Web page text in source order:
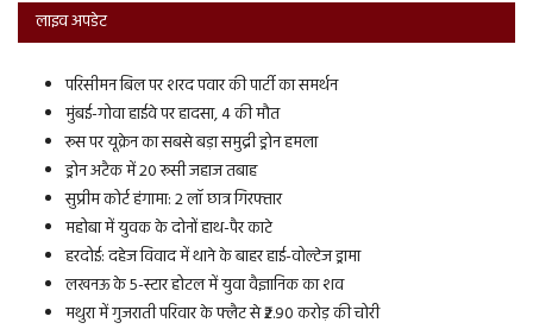
लाइव अपडेट
परिसीमन बिल पर शरद पवार की पार्टी का समर्थन
मुंबई-गोवा हाईवे पर हादसा, 4 की मौत
रूस पर यूक्रेन का सबसे बड़ा समुद्री ड्रोन हमला
ड्रोन अटैक में 20 रूसी जहाज तबाह
सुप्रीम कोर्ट हंगामा: 2 लॉ छात्र गिरफ्तार
महोबा में युवक के दोनों हाथ-पैर काटे
हरदोई: दहेज विवाद में थाने के बाहर हाई-वोल्टेज ड्रामा
लखनऊ के 5-स्टार होटल में युवा वैज्ञानिक का शव
मथुरा में गुजराती परिवार के फ्लैट से ₹2.90 करोड़ की चोरी